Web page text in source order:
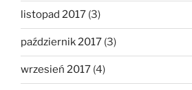
listopad 2017 (3)
październik 2017 (3)
wrzesień 2017 (4)